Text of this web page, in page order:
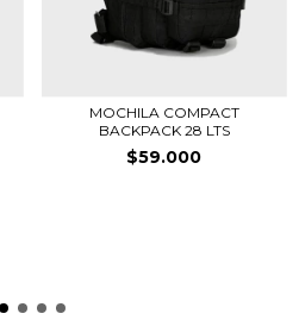
MOCHILA COMPACT
BACKPACK 28 LTS
$59.000